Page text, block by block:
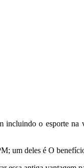
o esporte
um deles é O